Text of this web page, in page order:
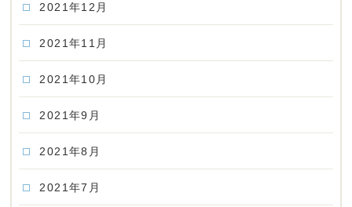
2021年12月
2021年11月
2021年10月
2021年9月
2021年8月
2021年7月